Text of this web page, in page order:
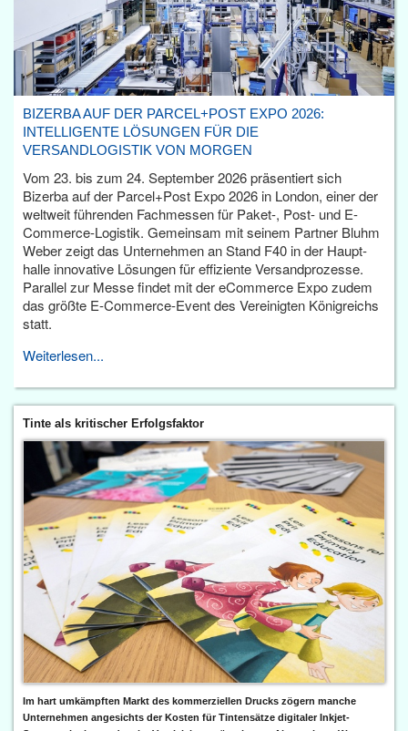
BIZERBA AUF DER PARCEL+POST EXPO 2026:
INTELLIGENTE LÖSUNGEN FÜR DIE
VERSANDLOGISTIK VON MORGEN
Vom 23. bis zum 24. September 2026 präsentiert sich
Bizerba auf der Parcel+Post Expo 2026 in London, einer der
weltweit führenden Fachmessen für Paket-, Post- und E-
Commerce-Logistik. Gemeinsam mit seinem Partner Bluhm
Weber zeigt das Unternehmen an Stand F40 in der Haupt­
halle innovative Lösungen für effiziente Versandprozesse.
Parallel zur Messe findet mit der eCommerce Expo zudem
das größte E-Commerce-Event des Vereinigten Königreichs
statt.
Weiterlesen...
Tinte als kritischer Erfolgsfaktor
Im hart umkämpften Markt des kommerziellen Drucks zögern manche
Unternehmen angesichts der Kosten für Tintensätze digitaler Inkjet-